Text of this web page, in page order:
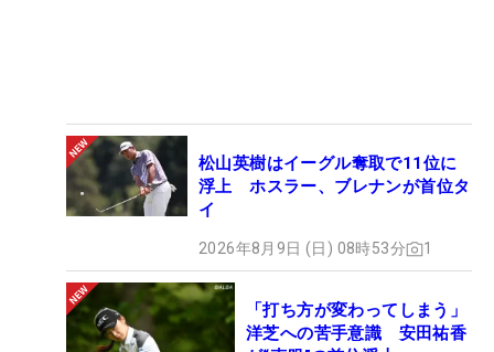
松山英樹はイーグル奪取で11位に
浮上 ホスラー、ブレナンが首位タ
イ
2026年8月9日 (日) 08時53分 1
「打ち方が変わってしまう」
洋芝への苦手意識 安田祐香